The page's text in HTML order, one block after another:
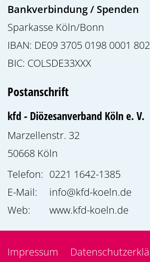
Bankverbindung / Spenden
Sparkasse Köln/Bonn
IBAN: DE09 3705 0198 0001
BIC: COLSDE33XXX
Postanschrift
kfd - Diözesanverband Köln e. V.
Marzellenstr. 32
50668 Köln
Telefon: 0221 1642-1385
E-Mail:
info@kfd-koeln.de
Web:
www.kfd-koeln.de
Impressum